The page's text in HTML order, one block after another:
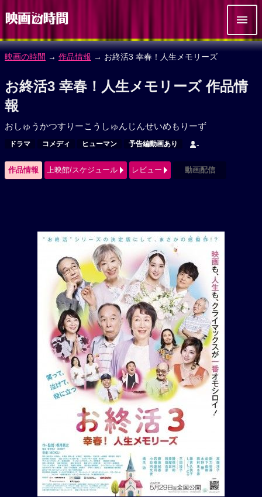
映画の時間 → 作品情報 → お終活3 幸春！人生メモリーズ
お終活3 幸春！人生メモリーズ 作品情
報
おしゅうかつすりーこうしゅんじんせいめもりーず
ドラマ コメディ ヒューマン 予告編動画あり -
作品情報 上映館/スケジュール レビュー 動画配信